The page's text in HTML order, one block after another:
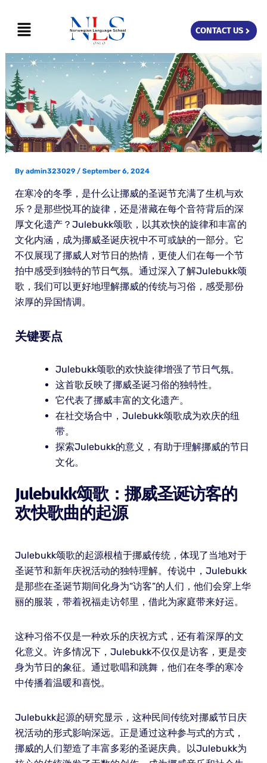
content
Menu CONTACT US
By admin323029 / September 6, 2024
在寒冷的冬季，是什么让挪威的圣诞节充满了生机与欢
乐？是那些悦耳的旋律，还是潜藏在每个音符背后的深
厚文化遗产？Julebukk颂歌，以其欢快的旋律和丰富的
文化内涵，成为挪威圣诞庆祝中不可或缺的一部分。它
不仅展现了挪威人对节日的热情，更使人们在每一个节
拍中感受到独特的节日气氛。通过深入了解Julebukk颂
歌，我们可以更好地理解挪威的传统与习俗，感受那份
浓厚的异国情调。
关键要点
Julebukk颂歌的欢快旋律增强了节日气氛。
这首歌反映了挪威圣诞习俗的独特性。
它代表了挪威丰富的文化遗产。
在社交场合中，Julebukk颂歌成为欢庆的纽
带。
探索Julebukk的意义，有助于理解挪威的节日
文化。
Julebukk颂歌：挪威圣诞访客的
欢快歌曲的起源
Julebukk颂歌的起源根植于挪威传统，体现了当地对于
圣诞节和新年庆祝活动的独特理解。传说中，Julebukk
是那些在圣诞节期间化身为“访客”的人们，他们会穿上华
丽的服装，带着祝福走访邻里，借此为家庭带来好运。
这种习俗不仅是一种欢乐的庆祝方式，还有着深厚的文
化意义。许多情况下，Julebukk不仅仅是访客，更是变
身为节日的象征。通过歌唱和跳舞，他们在冬季的寒冷
中传播着温暖和喜悦。
Julebukk起源的研究显示，这种民间传统对挪威节日庆
祝活动的形式影响深远。正是通过这种参与式的方式，
挪威的人们塑造了丰富多彩的圣诞庆典。以Julebukk为